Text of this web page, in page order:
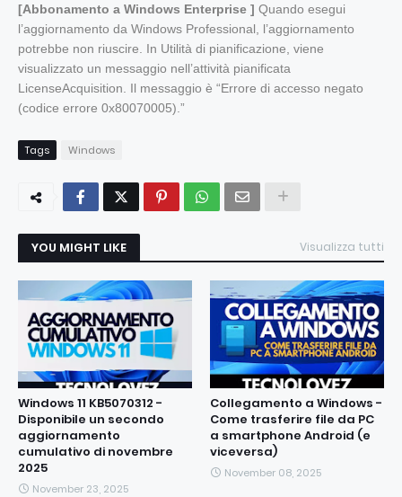
[Abbonamento a Windows Enterprise ] Quando esegui
l’aggiornamento da Windows Professional, l’aggiornamento
potrebbe non riuscire. In Utilità di pianificazione, viene
visualizzato un messaggio nell’attività pianificata
LicenseAcquisition. Il messaggio è “Errore di accesso negato
(codice errore 0x80070005).”
Tags Windows
YOU MIGHT LIKE Visualizza tutti
Windows 11 KB5070312 -
Disponibile un secondo
aggiornamento
cumulativo di novembre
2025
November 23, 2025
Collegamento a Windows -
Come trasferire file da PC
a smartphone Android (e
viceversa)
November 08, 2025